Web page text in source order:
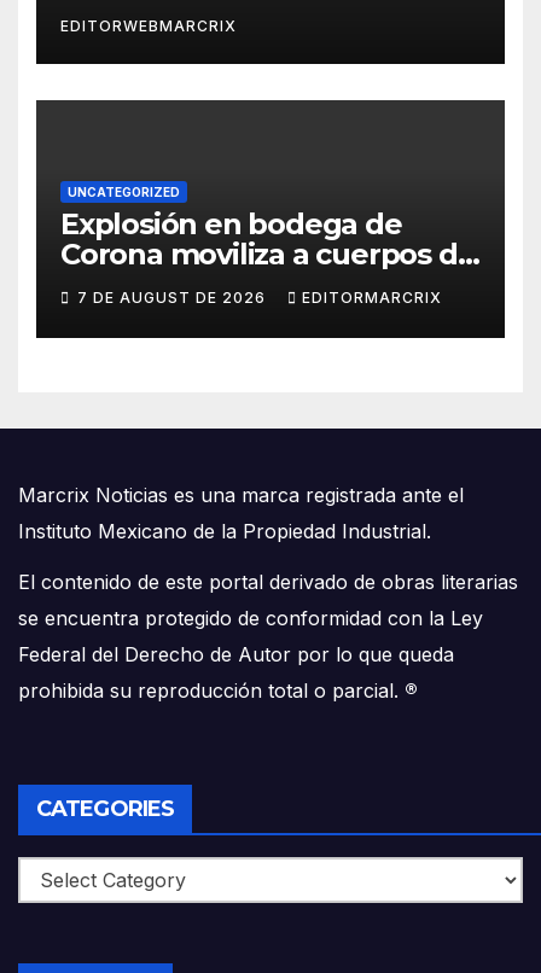
EDITORWEBMARCRIX
UNCATEGORIZED
Explosión en bodega de
Corona moviliza a cuerpos de
emergencia en Cancún
7 DE AUGUST DE 2026 EDITORMARCRIX
Marcrix Noticias es una marca registrada ante el
Instituto Mexicano de la Propiedad Industrial.
El contenido de este portal derivado de obras literarias
se encuentra protegido de conformidad con la Ley
Federal del Derecho de Autor por lo que queda
prohibida su reproducción total o parcial. ®
CATEGORIES
Categories